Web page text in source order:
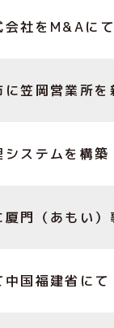
会社をM&Aに
に笠岡営業所を
ステムを構築
厦門（あもい
国福建省に